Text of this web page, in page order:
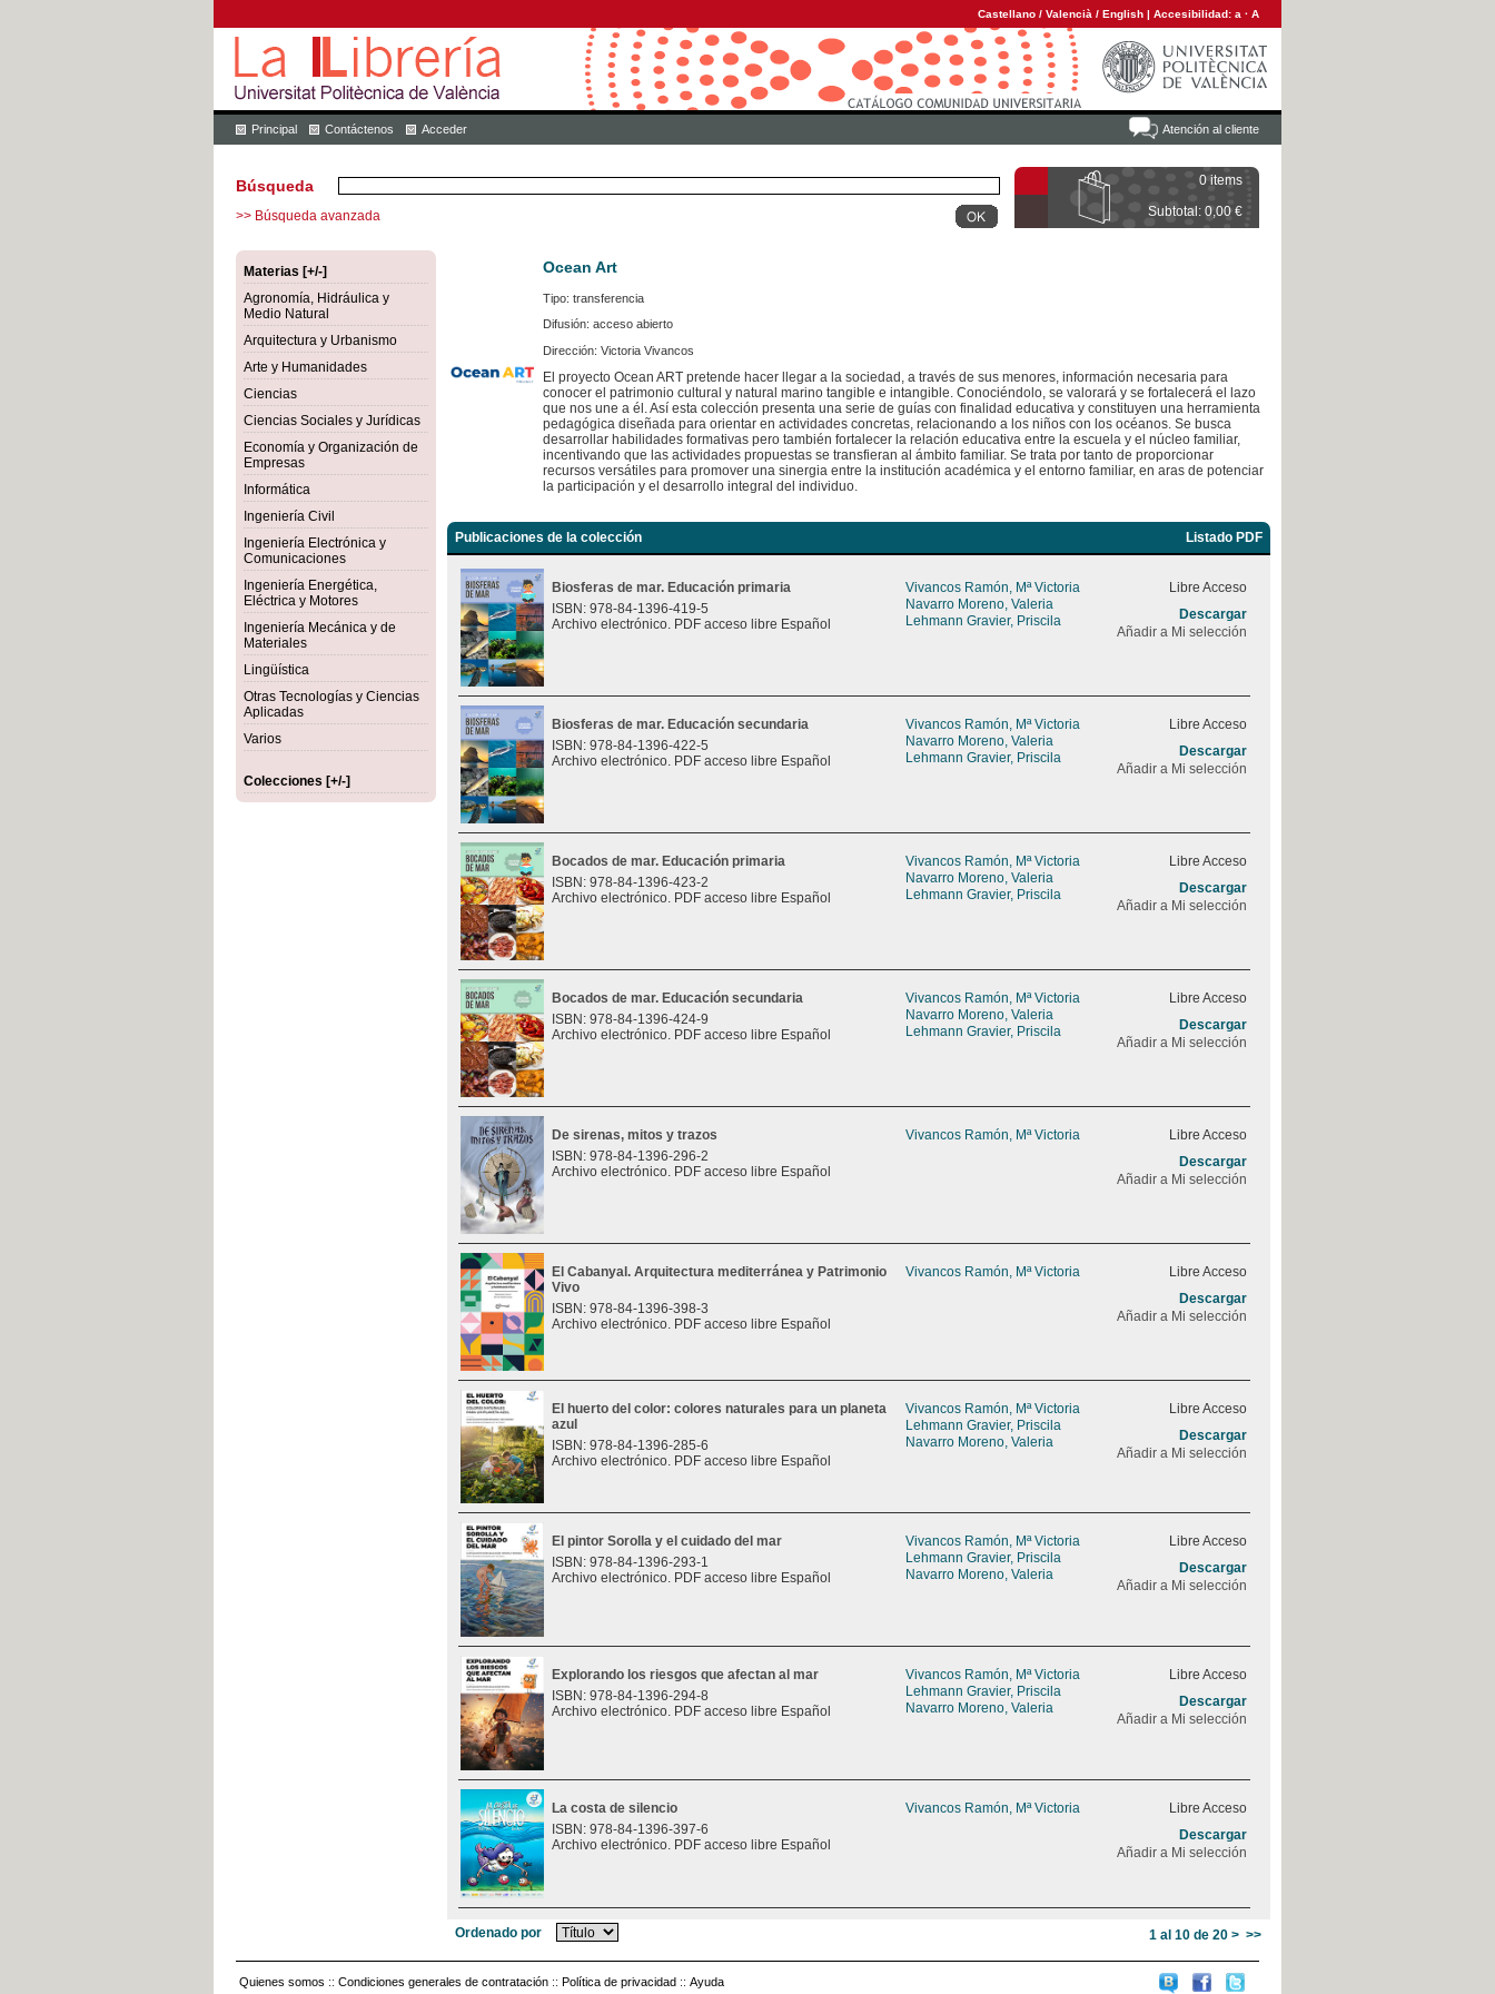
Castellano / Valencià / English | Accesibilidad: a · A
Atención al cliente
Principal Contáctenos Acceder
0 items
Subtotal: 0,00 €
Búsqueda
>> Búsqueda avanzada
Materias [+/-]
Agronomía, Hidráulica y
Medio Natural
Arquitectura y Urbanismo
Arte y Humanidades
Ciencias
Ciencias Sociales y Jurídicas
Economía y Organización de
Empresas
Informática
Ingeniería Civil
Ingeniería Electrónica y
Comunicaciones
Ingeniería Energética,
Eléctrica y Motores
Ingeniería Mecánica y de
Materiales
Lingüística
Otras Tecnologías y Ciencias
Aplicadas
Varios
Colecciones [+/-]
Ocean Art
Tipo: transferencia
Difusión: acceso abierto
Dirección: Victoria Vivancos
El proyecto Ocean ART pretende hacer llegar a la sociedad, a través de sus menores, información necesaria para
conocer el patrimonio cultural y natural marino tangible e intangible. Conociéndolo, se valorará y se fortalecerá el lazo
que nos une a él. Así esta colección presenta una serie de guías con finalidad educativa y constituyen una herramienta
pedagógica diseñada para orientar en actividades concretas, relacionando a los niños con los océanos. Se busca
desarrollar habilidades formativas pero también fortalecer la relación educativa entre la escuela y el núcleo familiar,
incentivando que las actividades propuestas se transfieran al ámbito familiar. Se trata por tanto de proporcionar
recursos versátiles para promover una sinergia entre la institución académica y el entorno familiar, en aras de potenciar
la participación y el desarrollo integral del individuo.
Publicaciones de la colección Listado PDF
Biosferas de mar. Educación primaria
ISBN: 978-84-1396-419-5
Archivo electrónico. PDF acceso libre Español
Vivancos Ramón, Mª Victoria
Navarro Moreno, Valeria
Lehmann Gravier, Priscila
Libre Acceso
Descargar
Añadir a Mi selección
Biosferas de mar. Educación secundaria
ISBN: 978-84-1396-422-5
Archivo electrónico. PDF acceso libre Español
Vivancos Ramón, Mª Victoria
Navarro Moreno, Valeria
Lehmann Gravier, Priscila
Libre Acceso
Descargar
Añadir a Mi selección
Bocados de mar. Educación primaria
ISBN: 978-84-1396-423-2
Archivo electrónico. PDF acceso libre Español
Vivancos Ramón, Mª Victoria
Navarro Moreno, Valeria
Lehmann Gravier, Priscila
Libre Acceso
Descargar
Añadir a Mi selección
Bocados de mar. Educación secundaria
ISBN: 978-84-1396-424-9
Archivo electrónico. PDF acceso libre Español
Vivancos Ramón, Mª Victoria
Navarro Moreno, Valeria
Lehmann Gravier, Priscila
Libre Acceso
Descargar
Añadir a Mi selección
De sirenas, mitos y trazos
ISBN: 978-84-1396-296-2
Archivo electrónico. PDF acceso libre Español
Vivancos Ramón, Mª Victoria
Libre Acceso
Descargar
Añadir a Mi selección
El Cabanyal. Arquitectura mediterránea y Patrimonio
Vivo
ISBN: 978-84-1396-398-3
Archivo electrónico. PDF acceso libre Español
Vivancos Ramón, Mª Victoria
Libre Acceso
Descargar
Añadir a Mi selección
El huerto del color: colores naturales para un planeta
azul
ISBN: 978-84-1396-285-6
Archivo electrónico. PDF acceso libre Español
Vivancos Ramón, Mª Victoria
Lehmann Gravier, Priscila
Navarro Moreno, Valeria
Libre Acceso
Descargar
Añadir a Mi selección
El pintor Sorolla y el cuidado del mar
ISBN: 978-84-1396-293-1
Archivo electrónico. PDF acceso libre Español
Vivancos Ramón, Mª Victoria
Lehmann Gravier, Priscila
Navarro Moreno, Valeria
Libre Acceso
Descargar
Añadir a Mi selección
Explorando los riesgos que afectan al mar
ISBN: 978-84-1396-294-8
Archivo electrónico. PDF acceso libre Español
Vivancos Ramón, Mª Victoria
Lehmann Gravier, Priscila
Navarro Moreno, Valeria
Libre Acceso
Descargar
Añadir a Mi selección
La costa de silencio
ISBN: 978-84-1396-397-6
Archivo electrónico. PDF acceso libre Español
Vivancos Ramón, Mª Victoria
Libre Acceso
Descargar
Añadir a Mi selección
Ordenado por 1 al 10 de 20 > >>
Quienes somos :: Condiciones generales de contratación :: Política de privacidad :: Ayuda